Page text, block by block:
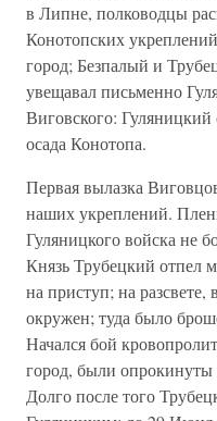
в Липне, полководцы
Конотопских
город; Безпалый и
увещавал письменно
Виговского: Гуляницкий
осада Конотопа.
Первая вылазка
наших укреплений.
Гуляницкого войска не
Князь Трубецкий отпел
на приступ; на
окружен; туда было
Начался бой
город, были опрокинуты
Долго после того